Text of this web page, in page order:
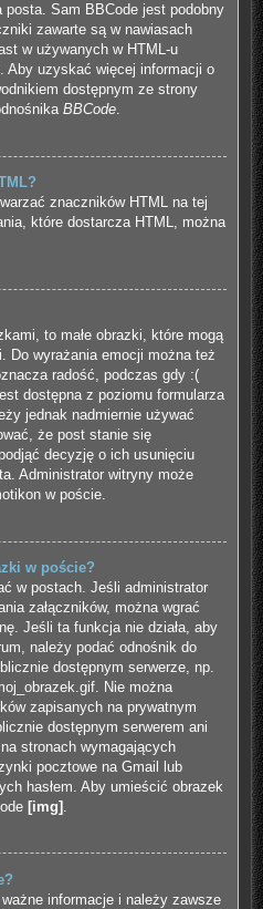
Sam BBCode jest podobny
zawarte są w nawiasach
w używanych w HTML-u
Aby uzyskać więcej informacji o
dostępnym ze strony
BBCode.
znaczników HTML na tej
które dostarcza HTML, można
to małe obrazki, które mogą
Do wyrażania emocji można też
radość, podczas gdy :(
dostępna z poziomu formularza
jednak nadmiernie używać
że post stanie się
decyzję o ich usunięciu
Administrator witryny może
w poście.
w poście?
w postach. Jeśli administrator
załączników, można wgrać
Jeśli ta funkcja nie działa, aby
należy podać odnośnik do
dostępnym serwerze, np.
Nie można
zapisanych na prywatnym
dostępnym serwerem ani
stronach wymagających
pocztowe na Gmail lub
hasłem. Aby umieścić obrazek
[img]
informacje i należy zawsze